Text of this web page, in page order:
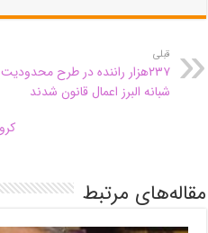
قبلی
۲۳۷هزار راننده در طرح محدودیت
شبانه البرز اعمال قانون شدند
مقاله‌های مرتبط